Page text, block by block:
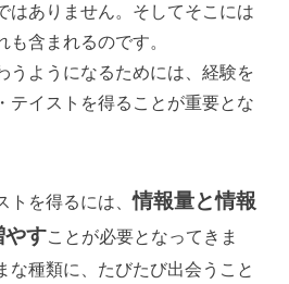
はありません。そしてそこには
含まれるのです。
うようになるためには、経験を
テイストを得ることが重要とな
トを得るには、情報量と情報
やすことが必要となってきま
な種類に、たびたび出会うこと